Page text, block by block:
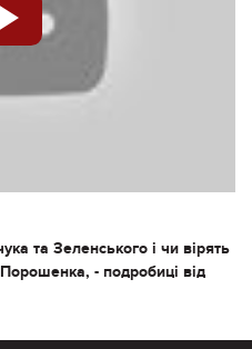
та Зеленського і чи вірять
- подробиці від